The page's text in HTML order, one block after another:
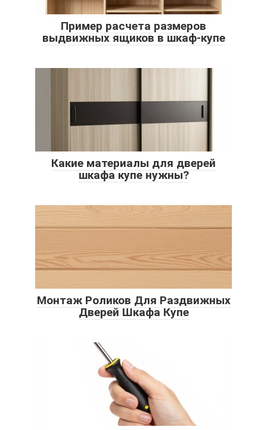
Пример расчета размеров
выдвижных ящиков в шкаф-купе
Какие материалы для дверей
шкафа купе нужны?
Монтаж Роликов Для Раздвижных
Дверей Шкафа Купе